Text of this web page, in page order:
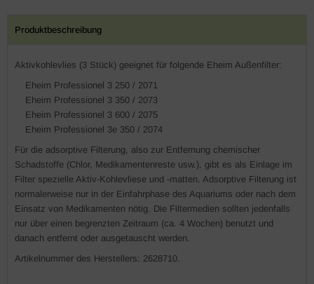
Produktbeschreibung
Aktivkohlevlies (3 Stück) geeignet für folgende Eheim Außenfilter:
Eheim Professionel 3 250 / 2071
Eheim Professionel 3 350 / 2073
Eheim Professionel 3 600 / 2075
Eheim Professionel 3e 350 / 2074
Für die adsorptive Filterung, also zur Entfernung chemischer
Schadstoffe (Chlor, Medikamentenreste usw.), gibt es als Einlage im
Filter spezielle Aktiv-Kohlevliese und -matten. Adsorptive Filterung ist
normalerweise nur in der Einfahrphase des Aquariums oder nach dem
Einsatz von Medikamenten nötig. Die Filtermedien sollten jedenfalls
nur über einen begrenzten Zeitraum (ca. 4 Wochen) benutzt und
danach entfernt oder ausgetauscht werden.
Artikelnummer des Herstellers: 2628710.